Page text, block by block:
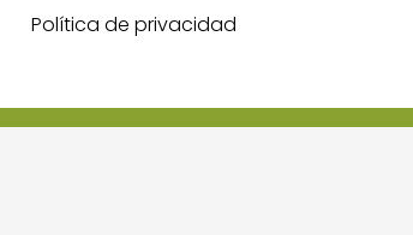
Política de privacidad